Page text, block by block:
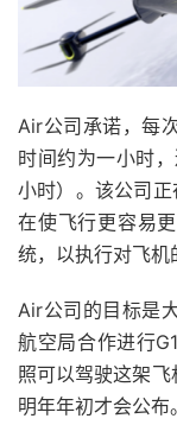
Air公司承诺，每
时间约为一小时
小时）。该公司正
在使飞行更容易
统，以执行对飞机
Air公司的目标是
航空局合作进行
照可以驾驶这架
明年年初才会公布。